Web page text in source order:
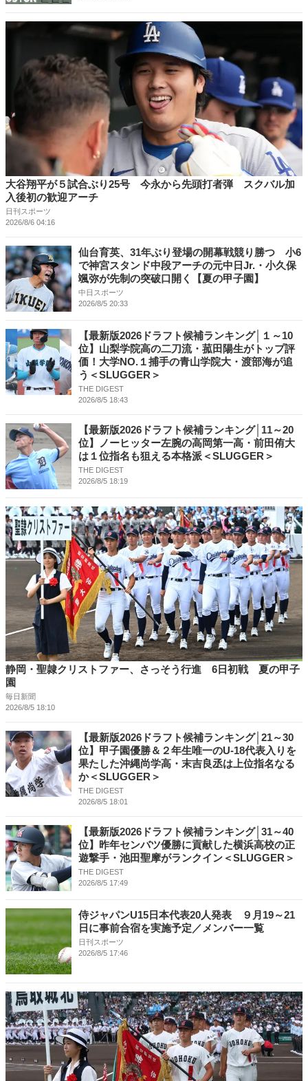
大谷翔平が５試合ぶり25号 今永から先頭打者弾 スクバル加
入後初の歓迎アーチ
日刊スポーツ
2026/8/6 04:16
仙台育英、31年ぶり登場の開幕戦競り勝つ 小6
で神宮スタンド中段アーチの元中日Jr.・小久保
颯弥が先制の突破口開く【夏の甲子園】
中日スポーツ
2026/8/5 20:33
【最新版2026ドラフト候補ランキング│１～10
位】山梨学院高の二刀流・菰田陽生がトップ評
価！大学NO.１捕手の青山学院大・渡部海が追
う＜SLUGGER＞
THE DIGEST
2026/8/5 18:43
【最新版2026ドラフト候補ランキング│11～20
位】ノーヒッター左腕の高岡第一高・前田侑大
は１位指名も狙える本格派＜SLUGGER＞
THE DIGEST
2026/8/5 18:19
静岡・聖隷クリストファー、さっそう行進 6日初戦 夏の甲子
園
毎日新聞
2026/8/5 18:10
【最新版2026ドラフト候補ランキング│21～30
位】甲子園優勝＆２年生唯一のU-18代表入りを
果たした沖縄尚学高・末吉良丞は上位指名なる
か＜SLUGGER＞
THE DIGEST
2026/8/5 18:01
【最新版2026ドラフト候補ランキング│31～40
位】昨年センバツ優勝に貢献した横浜高校の正
遊撃手・池田聖摩がランクイン＜SLUGGER＞
THE DIGEST
2026/8/5 17:49
侍ジャパンU15日本代表20人発表 ９月19～21
日に事前合宿を実施予定／メンバー一覧
日刊スポーツ
2026/8/5 17:46